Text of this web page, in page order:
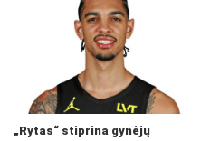
„Rytas“ stiprina gynėjų